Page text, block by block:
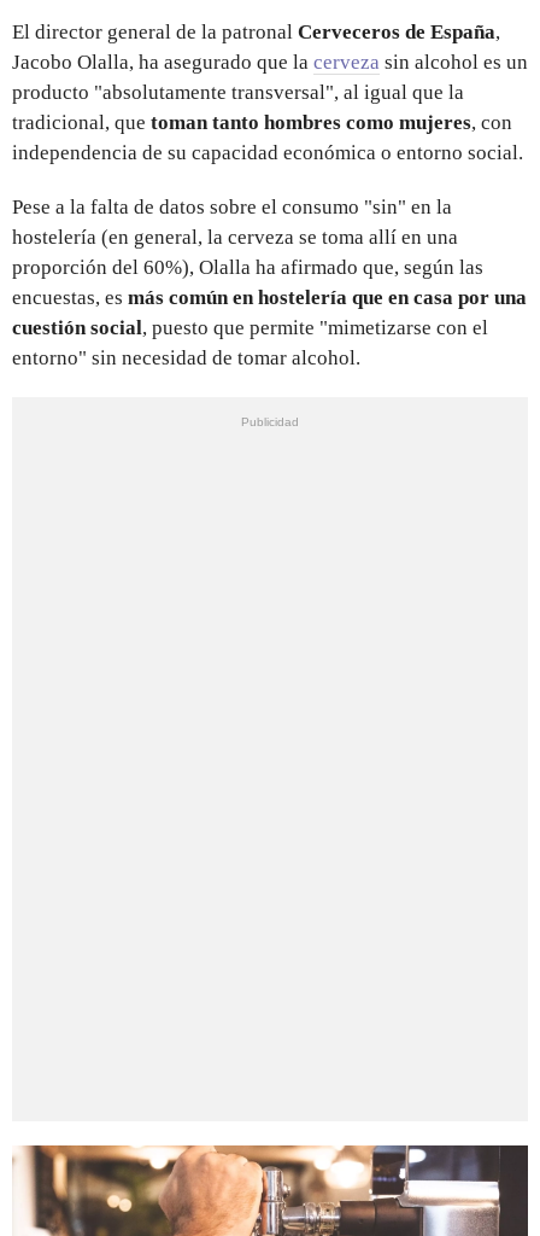
El director general de la patronal Cerveceros de España,
Jacobo Olalla, ha asegurado que la cerveza sin alcohol es un
producto "absolutamente transversal", al igual que la
tradicional, que toman tanto hombres como mujeres, con
independencia de su capacidad económica o entorno social.
Pese a la falta de datos sobre el consumo "sin" en la
hostelería (en general, la cerveza se toma allí en una
proporción del 60%), Olalla ha afirmado que, según las
encuestas, es más común en hostelería que en casa por una
cuestión social, puesto que permite "mimetizarse con el
entorno" sin necesidad de tomar alcohol.